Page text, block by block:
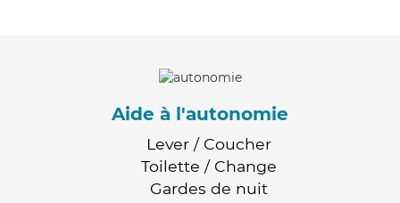
Aide à l'autonomie
Lever / Coucher
Toilette / Change
Gardes de nuit